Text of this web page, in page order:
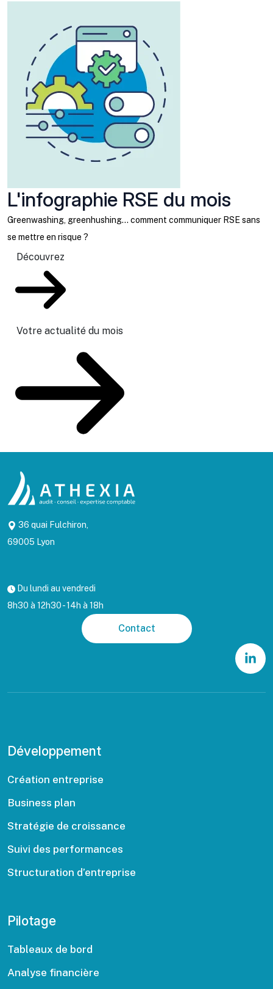
L'infographie RSE du mois
Greenwashing, greenhushing… comment communiquer RSE sans
se mettre en risque ?
Découvrez
Votre actualité du mois
36 quai Fulchiron,
69005 Lyon
Du lundi au vendredi
8h30 à 12h30 - 14h à 18h
Contact
Développement
Création entreprise
Business plan
Stratégie de croissance
Suivi des performances
Structuration d’entreprise
Pilotage
Tableaux de bord
Analyse financière